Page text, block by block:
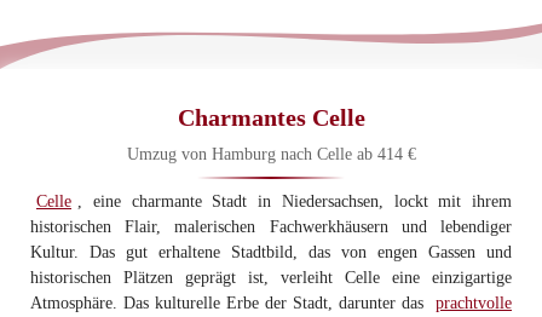
Charmantes Celle
Umzug von Hamburg nach Celle ab 414 €
Celle
, eine charmante Stadt in Niedersachsen, lockt mit ihrem
historischen Flair, malerischen Fachwerkhäusern und lebendiger
Kultur. Das gut erhaltene Stadtbild, das von engen Gassen und
historischen Plätzen geprägt ist, verleiht Celle eine einzigartige
Atmosphäre. Das kulturelle Erbe der Stadt, darunter das
prachtvolle